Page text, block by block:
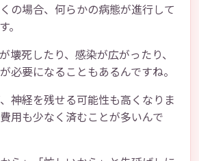
の場合、何らかの病態が進行して
。
壊死したり、感染が広がったり、
必要になることもあるんですね。
神経を残せる可能性も高くなりま
用も少なく済むことが多いんで